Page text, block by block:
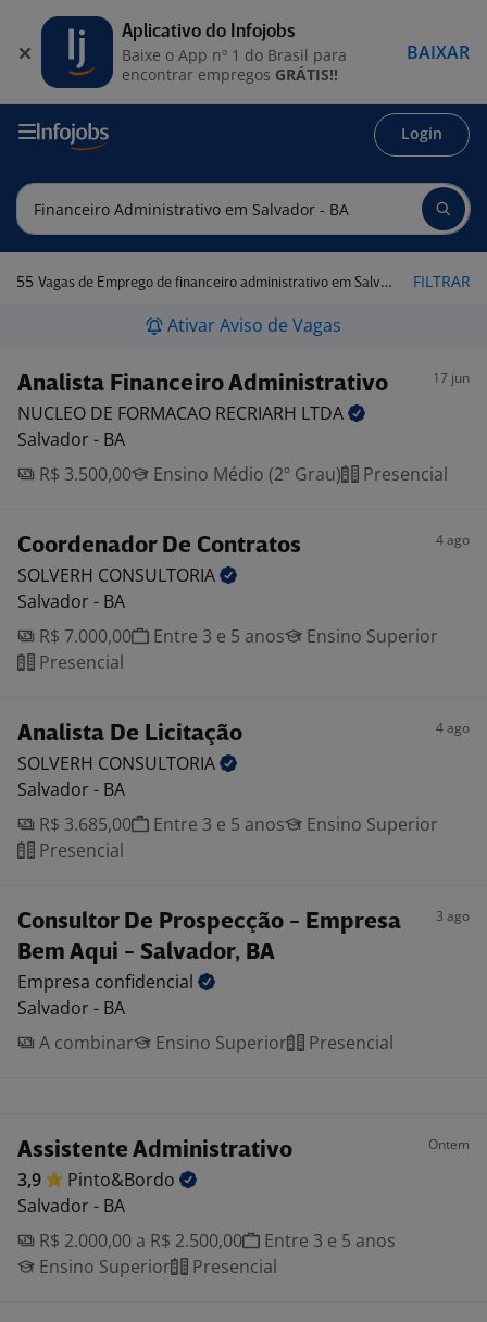
Login
55 Vagas de Emprego de financeiro administrativo em Salvador - BA FILTRAR
Ativar Aviso de Vagas
Analista Financeiro Administrativo 17 jun
NUCLEO DE FORMACAO RECRIARH LTDA
Salvador - BA
R$ 3.500,00
Ensino Médio (2º Grau) Presencial
Coordenador De Contratos 4 ago
SOLVERH CONSULTORIA
Salvador - BA
R$ 7.000,00
Entre 3 e 5 anos
Ensino Superior
Presencial
Analista De Licitação 4 ago
SOLVERH CONSULTORIA
Salvador - BA
R$ 3.685,00
Entre 3 e 5 anos
Ensino Superior
Presencial
Consultor De Prospecção - Empresa
Bem Aqui - Salvador, BA
3 ago
Empresa confidencial
Salvador - BA
A combinar
Ensino Superior Presencial
Assistente Administrativo Ontem
3,9
Pinto&Bordo
Salvador - BA
R$ 2.000,00 a R$ 2.500,00
Entre 3 e 5 anos
Ensino Superior
Presencial
Aplicativo do Infojobs
Baixe o App nº 1 do Brasil para
encontrar empregos GRÁTIS!!
BAIXAR